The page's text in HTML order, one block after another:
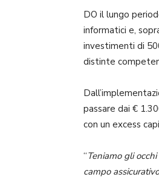
DO il lungo
informatici e,
investimenti di
distinte
passare dai €
con un excess
“Teniamo gli
campo assicurativo